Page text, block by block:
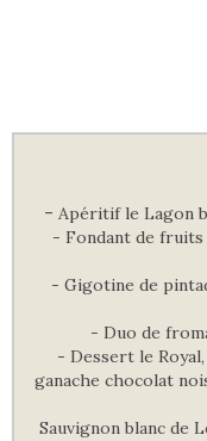
- Apéritif le Lagon
- Fondant de
- Gigotine de
- Duo de
- Dessert le
ganache chocolat
Sauvignon blanc de